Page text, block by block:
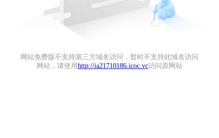
网站免费版不支持第三方域名访问，暂时不支持此域名访问
网站，请使用 http://ia21710186.icoc.vc访问原网站